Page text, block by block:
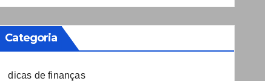
Categoria
dicas de finanças